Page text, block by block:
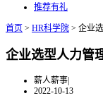
推荐有礼
首页 > HR科学院 > 企业
企业选型人力管
薪人薪事|
2022-10-13